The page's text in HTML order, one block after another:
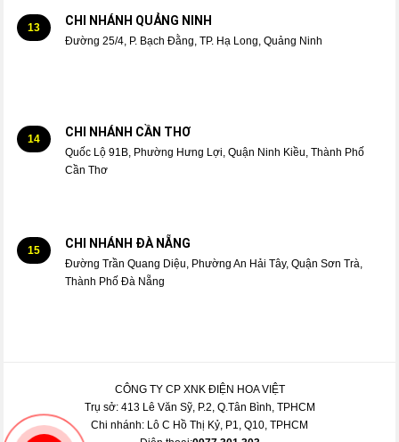
13 CHI NHÁNH QUẢNG NINH
Đường 25/4, P. Bạch Đằng, TP. Hạ Long, Quảng Ninh
14 CHI NHÁNH CẦN THƠ
Quốc Lộ 91B, Phường Hưng Lợi, Quận Ninh Kiều, Thành Phố
Cần Thơ
15 CHI NHÁNH ĐÀ NẴNG
Đường Trần Quang Diệu, Phường An Hải Tây, Quận Sơn Trà,
Thành Phố Đà Nẵng
CÔNG TY CP XNK ĐIỆN HOA VIỆT
Trụ sở: 413 Lê Văn Sỹ, P.2, Q.Tân Bình, TPHCM
Chi nhánh: Lô C Hồ Thị Kỷ, P1, Q10, TPHCM